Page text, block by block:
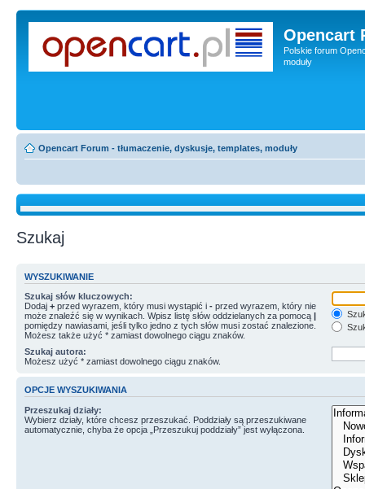
Opencart
Polskie forum
moduły
Opencart Forum - tłumaczenie, dyskusje, templates, moduły
Szukaj
WYSZUKIWANIE
Szukaj słów kluczowych:
Dodaj + przed wyrazem, który musi wystąpić i - przed wyrazem, który nie
może znaleźć się w wynikach. Wpisz listę słów oddzielanych za pomocą |
pomiędzy nawiasami, jeśli tylko jedno z tych słów musi zostać znalezione.
Możesz także użyć * zamiast dowolnego ciągu znaków.
Szukaj autora:
Możesz użyć * zamiast dowolnego ciągu znaków.
OPCJE WYSZUKIWANIA
Przeszukaj działy:
Wybierz działy, które chcesz przeszukać. Poddziały są przeszukiwane
automatycznie, chyba że opcja „Przeszukuj poddziały” jest wyłączona.